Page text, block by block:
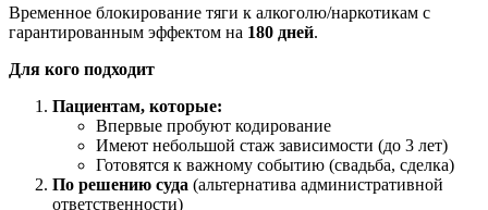
Временное блокирование тяги к алкоголю/наркотикам с
гарантированным эффектом на 180 дней.
Для кого подходит
Пациентам, которые:
Впервые пробуют кодирование
Имеют небольшой стаж зависимости (до 3 лет)
Готовятся к важному событию (свадьба, сделка)
По решению суда (альтернатива административной
ответственности)